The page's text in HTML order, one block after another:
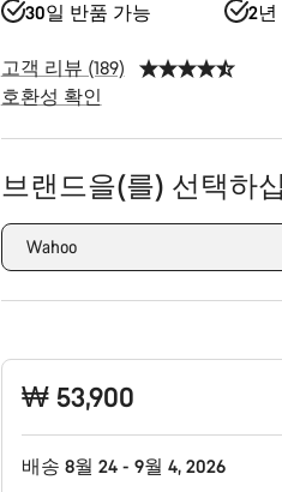
30일 반품 가능 2년
고객 리뷰 (189)
호환성 확인
품
구
성
브랜드을(를) 선택하
Wahoo
₩ 53,900
배송 8월 24 - 9월 4, 2026